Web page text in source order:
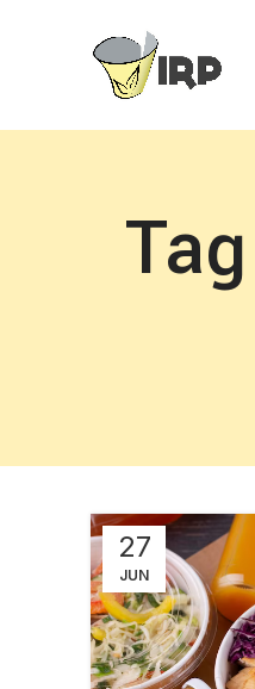
27
JUN